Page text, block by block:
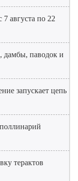
августа по 22
дамбы, паводок и
запускает цепь
терактов